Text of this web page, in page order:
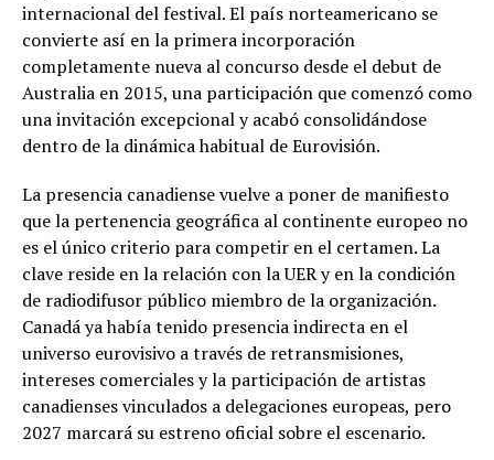
internacional del festival. El país norteamericano se
convierte así en la primera incorporación
completamente nueva al concurso desde el debut de
Australia en 2015, una participación que comenzó como
una invitación excepcional y acabó consolidándose
dentro de la dinámica habitual de Eurovisión.
La presencia canadiense vuelve a poner de manifiesto
que la pertenencia geográfica al continente europeo no
es el único criterio para competir en el certamen. La
clave reside en la relación con la UER y en la condición
de radiodifusor público miembro de la organización.
Canadá ya había tenido presencia indirecta en el
universo eurovisivo a través de retransmisiones,
intereses comerciales y la participación de artistas
canadienses vinculados a delegaciones europeas, pero
2027 marcará su estreno oficial sobre el escenario.